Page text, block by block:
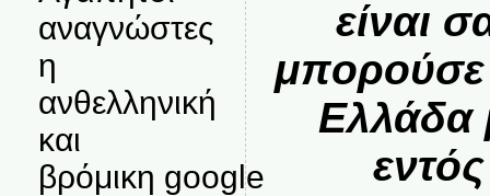
αναγνώστες
η
ανθελληνική
και
βρόμικη google
είναι
μπορούσε
Ελλάδα